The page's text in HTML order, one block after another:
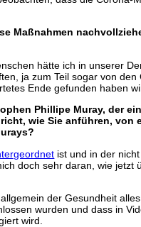
Maßnahmen
hätte ich in unserer
ja zum Teil sogar von
Ende gefunden haben
Phillipe Muray, der
wie Sie anführen, von
ist und in der
doch sehr daran, wie
der Gesundheit
wurden und dass in
wird.